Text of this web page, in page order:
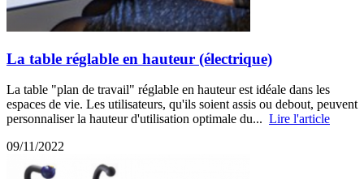
La table réglable en hauteur (électrique)
La table "plan de travail" réglable en hauteur est idéale dans les
espaces de vie. Les utilisateurs, qu'ils soient assis ou debout, peuvent
personnaliser la hauteur d'utilisation optimale du... Lire l'article
09/11/2022